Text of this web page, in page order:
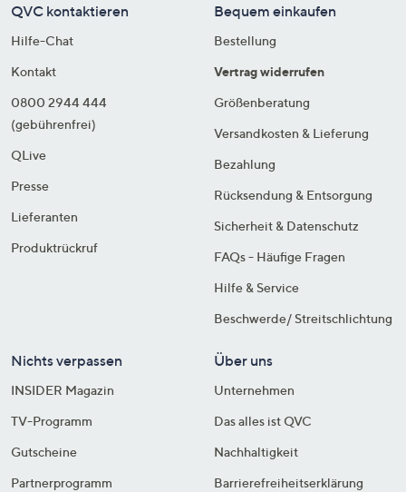
QVC kontaktieren
Hilfe-Chat
Kontakt
0800 2944 444
(gebührenfrei)
QLive
Presse
Lieferanten
Produktrückruf
Bequem einkaufen
Bestellung
Vertrag widerrufen
Größenberatung
Versandkosten & Lieferung
Bezahlung
Rücksendung & Entsorgung
Sicherheit & Datenschutz
FAQs - Häufige Fragen
Hilfe & Service
Beschwerde/ Streitschlichtung
Nichts verpassen
INSIDER Magazin
TV-Programm
Gutscheine
Partnerprogramm
Über uns
Unternehmen
Das alles ist QVC
Nachhaltigkeit
Barrierefreiheitserklärung